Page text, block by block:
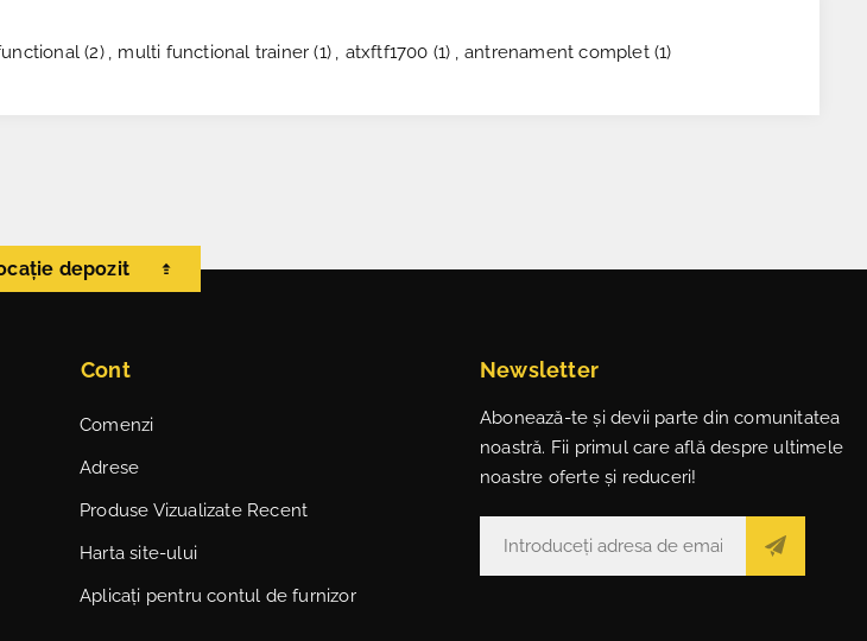
(2) , multi functional trainer (1) , atxftf1700 (1) , antrenament complet (1)
depozit
Cont
Comenzi
Adrese
Produse Vizualizate Recent
Harta site-ului
Aplicați pentru contul de furnizor
Newsletter
Abonează-te și devii parte din comunitatea
noastră. Fii primul care află despre ultimele
noastre oferte și reduceri!